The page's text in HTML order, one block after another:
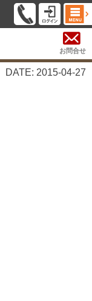
お問合せ
DATE: 2015-04-27